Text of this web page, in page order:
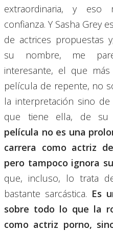
extraordinaria, y
confianza. Y Sasha Grey
de actrices propuestas
su nombre, me
interesante, el que
película de repente, no
la interpretación sino de
que tiene ella, de su
película no es una
carrera como actriz
pero tampoco ignora
que, incluso, lo trata
bastante sarcástica. Es
sobre todo lo que la
como actriz porno,